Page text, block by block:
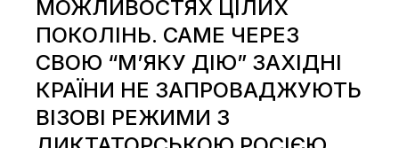
МОЖЛИВОСТЯХ ЦІЛИХ
ПОКОЛІНЬ. САМЕ ЧЕРЕЗ
СВОЮ “М’ЯКУ ДІЮ” ЗАХІДНІ
КРАЇНИ НЕ ЗАПРОВАДЖУЮТЬ
ВІЗОВІ РЕЖИМИ З